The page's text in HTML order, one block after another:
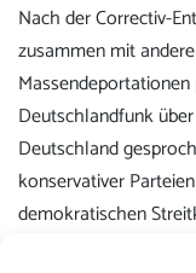
Nach der Correctiv-
zusammen mit
Deutschlandfunk
Deutschland
konservativer
demokratischen